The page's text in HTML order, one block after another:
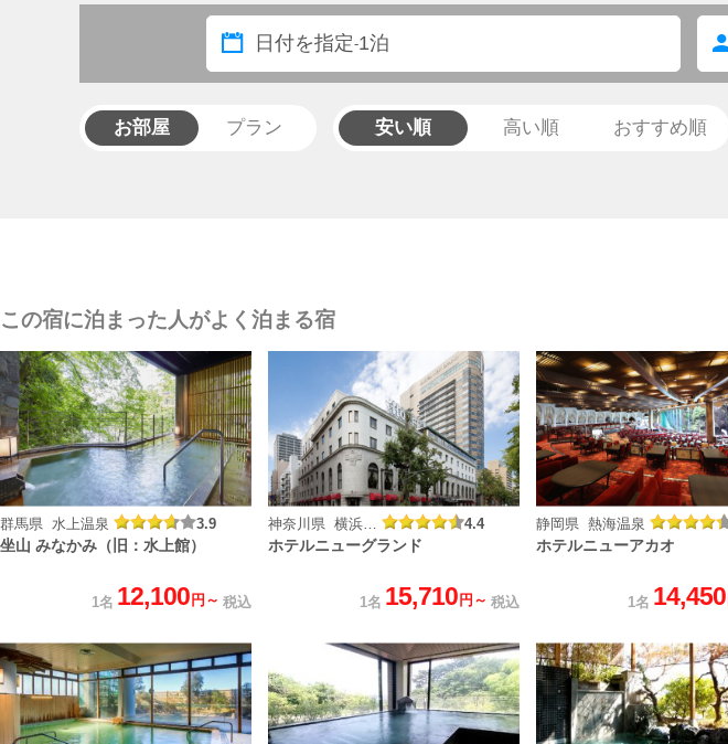
日付を指定-1泊
お部屋 プラン 安い順 高い順 おすすめ順
この宿に泊まった人がよく泊まる宿
群馬県 水上温泉 3.9
坐山 みなかみ（旧：水上館）
1名 12,100 円～ 税込
神奈川県 横浜山下公園 4.4
ホテルニューグランド
1名 15,710 円～ 税込
静岡県 熱海温泉
ホテルニューアカオ
1名 14,450